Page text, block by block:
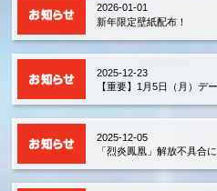
2026-01-01
新年限定壁紙配布！
2025-12-23
【重要】1月5日（月）デ
2025-12-05
「烈炎鳳凰」解放不具合